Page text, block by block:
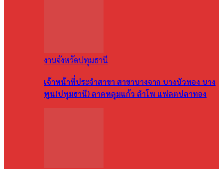
งานจังหวัดปทุมธานี
เจ้าหน้าที่ประจำสาขา สาขาบางจาก บางบัวทอง บาง
พูน(ปทุมธานี) ลาดหลุมแก้ว ลำโพ แฟลตปลาทอง